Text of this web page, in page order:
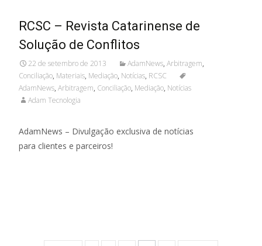
RCSC – Revista Catarinense de
Solução de Conflitos
22 de setembro de 2013 AdamNews, Arbitragem,
Conciliação, Materiais, Mediação, Notícias, RCSC
AdamNews, Arbitragem, Conciliação, Mediação, Notícias
Adam Tecnologia
AdamNews – Divulgação exclusiva de notícias
para clientes e parceiros!